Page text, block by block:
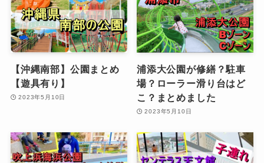
【沖縄南部】公園まとめ
【遊具有り】
2023年5月10日
浦添大公園が修繕？駐車
場？ローラー滑り台はど
こ？まとめました
2023年5月10日